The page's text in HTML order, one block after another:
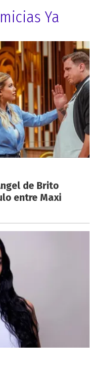
Ya
de Brito
entre Maxi